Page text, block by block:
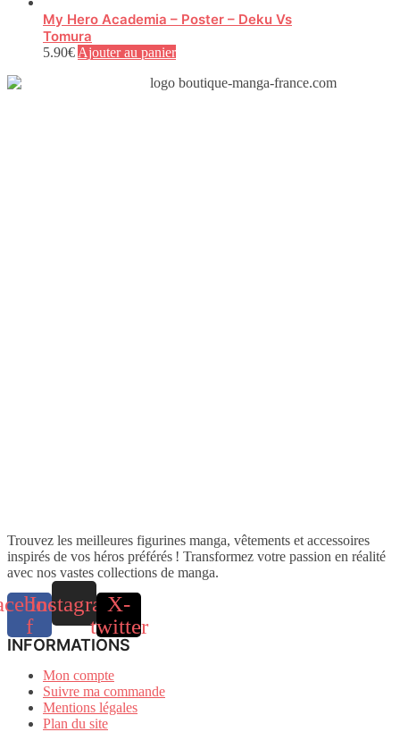
My Hero Academia – Poster – Deku Vs
Tomura
5.90€ Ajouter au panier
Trouvez les meilleures figurines manga, vêtements et accessoires
inspirés de vos héros préférés ! Transformez votre passion en réalité
avec nos vastes collections de manga.
f
InstagramX-
twitter
INFORMATIONS
Mon compte
Suivre ma commande
Mentions légales
Plan du site